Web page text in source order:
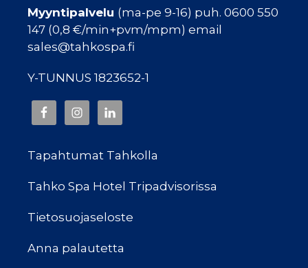
Myyntipalvelu (ma-pe 9-16) puh. 0600 550
147 (0,8 €/min+pvm/mpm) email
sales@tahkospa.fi
Y-TUNNUS 1823652-1
Tapahtumat Tahkolla
Tahko Spa Hotel Tripadvisorissa
Tietosuojaseloste
Anna palautetta